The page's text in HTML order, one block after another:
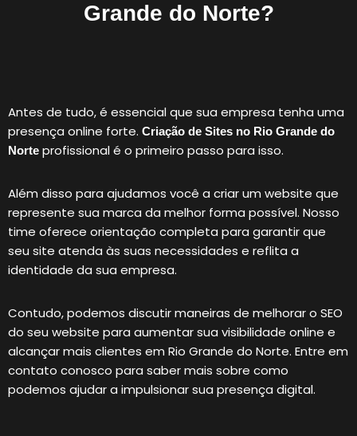
Grande do Norte?
Antes de tudo, é essencial que sua empresa tenha uma
presença online forte. Criação de Sites no Rio Grande do
Norte profissional é o primeiro passo para isso.
Além disso para ajudamos você a criar um website que
represente sua marca da melhor forma possível. Nosso
time oferece orientação completa para garantir que
seu site atenda às suas necessidades e reflita a
identidade da sua empresa.
Contudo, podemos discutir maneiras de melhorar o SEO
do seu website para aumentar sua visibilidade online e
alcançar mais clientes em Rio Grande do Norte. Entre em
contato conosco para saber mais sobre como
podemos ajudar a impulsionar sua presença digital.